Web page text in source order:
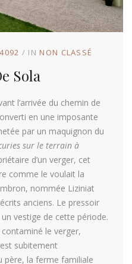
IN NON CLASSÉ
Sola
l’arrivée du chemin de
en une imposante
par un maquignon du
sur le terrain à
d’un verger, cet
comme le voulait la
nommée Liziniat
anciens. Le pressoir
vestige de cette période.
le verger,
subitement
père, la ferme familiale